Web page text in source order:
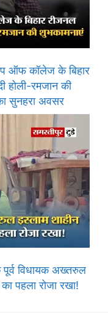
ऑफ कॉलेज के बिहार
होली-रमजान की
सुनहरा अवसर
विधायक अख्तरुल
पहला रोजा रखा!